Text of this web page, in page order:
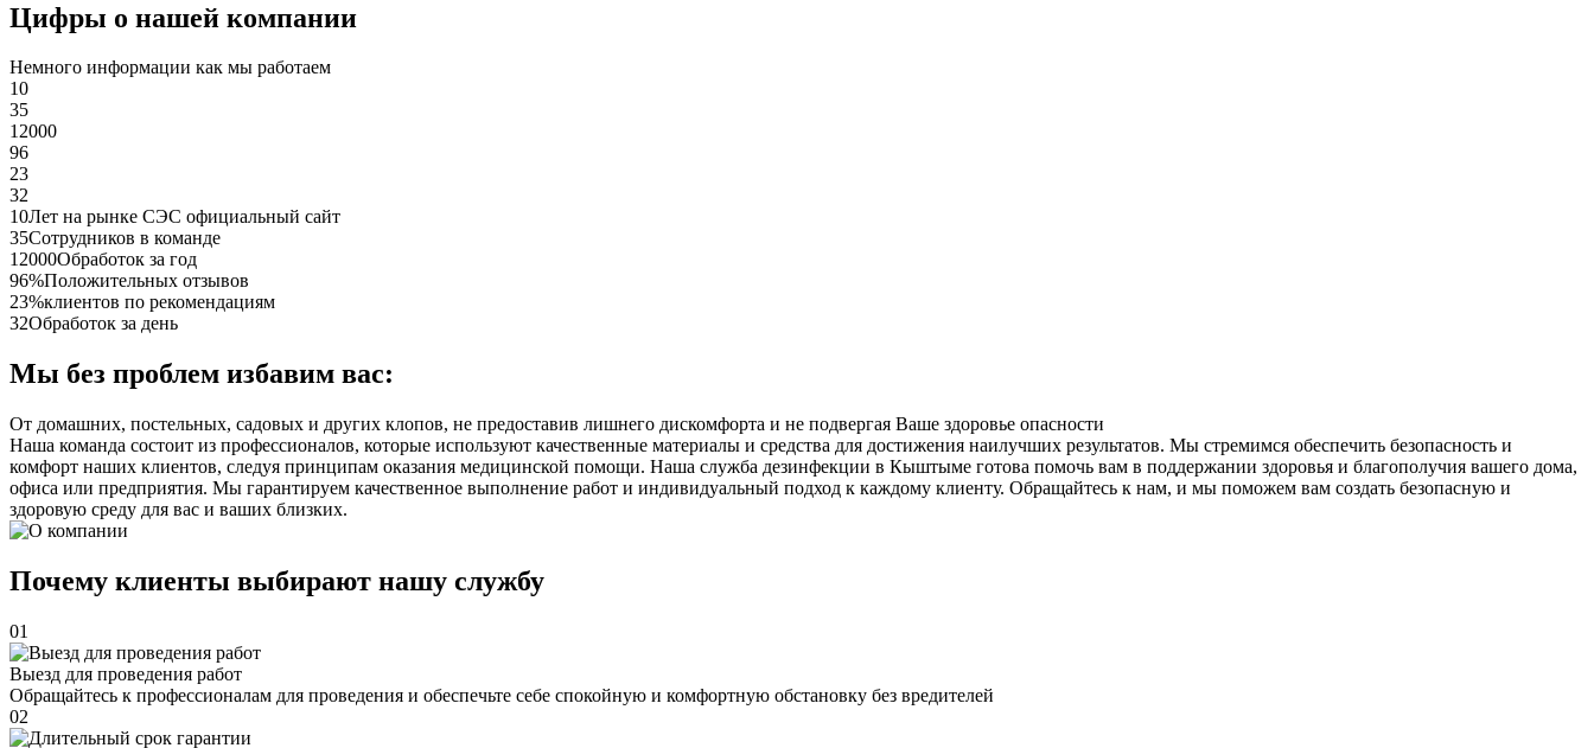
Цифры о нашей компании
Немного информации как мы работаем
10
35
12000
96
23
32
10Лет на рынке СЭС официальный сайт
35Сотрудников в команде
12000Обработок за год
96%Положительных отзывов
23%клиентов по рекомендациям
32Обработок за день
Мы без проблем избавим вас:
От домашних, постельных, садовых и других клопов, не предоставив лишнего дискомфорта и не подвергая Ваше здоровье опасности
Наша команда состоит из профессионалов, которые используют качественные материалы и средства для достижения наилучших результатов. Мы стремимся обеспечить безопасность и
комфорт наших клиентов, следуя принципам оказания медицинской помощи. Наша служба дезинфекции в Кыштыме готова помочь вам в поддержании здоровья и благополучия вашего дома,
офиса или предприятия. Мы гарантируем качественное выполнение работ и индивидуальный подход к каждому клиенту. Обращайтесь к нам, и мы поможем вам создать безопасную и
здоровую среду для вас и ваших близких.
Почему клиенты выбирают нашу службу
01
Выезд для проведения работ
Обращайтесь к профессионалам для проведения и обеспечьте себе спокойную и комфортную обстановку без вредителей
02